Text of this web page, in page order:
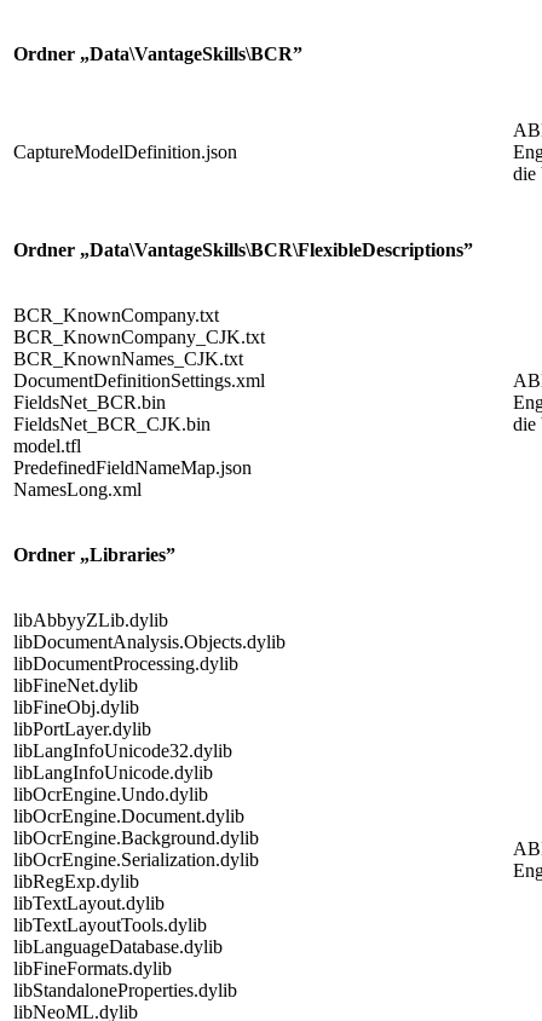
Ordner „Data\VantageSkills\BCR”
CaptureModelDefinition.json
die
Ordner „Data\VantageSkills\BCR\FlexibleDescriptions”
BCR_KnownCompany.txt
BCR_KnownCompany_CJK.txt
BCR_KnownNames_CJK.txt
DocumentDefinitionSettings.xml
FieldsNet_BCR.bin
FieldsNet_BCR_CJK.bin
model.tfl
PredefinedFieldNameMap.json
NamesLong.xml
die
Ordner „Libraries”
libAbbyyZLib.dylib
libDocumentAnalysis.Objects.dylib
libDocumentProcessing.dylib
libFineNet.dylib
libFineObj.dylib
libPortLayer.dylib
libLangInfoUnicode32.dylib
libLangInfoUnicode.dylib
libOcrEngine.Undo.dylib
libOcrEngine.Document.dylib
libOcrEngine.Background.dylib
libOcrEngine.Serialization.dylib
libRegExp.dylib
libTextLayout.dylib
libTextLayoutTools.dylib
libLanguageDatabase.dylib
libFineFormats.dylib
libStandaloneProperties.dylib
libNeoML.dylib